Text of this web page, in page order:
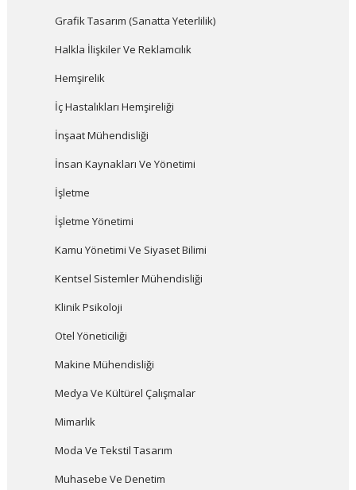
Grafik Tasarım (Sanatta Yeterlilik)
Halkla İlişkiler Ve Reklamcılık
Hemşirelik
İç Hastalıkları Hemşireliği
İnşaat Mühendisliği
İnsan Kaynakları Ve Yönetimi
İşletme
İşletme Yönetimi
Kamu Yönetimi Ve Siyaset Bilimi
Kentsel Sistemler Mühendisliği
Klinik Psikoloji
Otel Yöneticiliği
Makine Mühendisliği
Medya Ve Kültürel Çalışmalar
Mimarlık
Moda Ve Tekstil Tasarım
Muhasebe Ve Denetim